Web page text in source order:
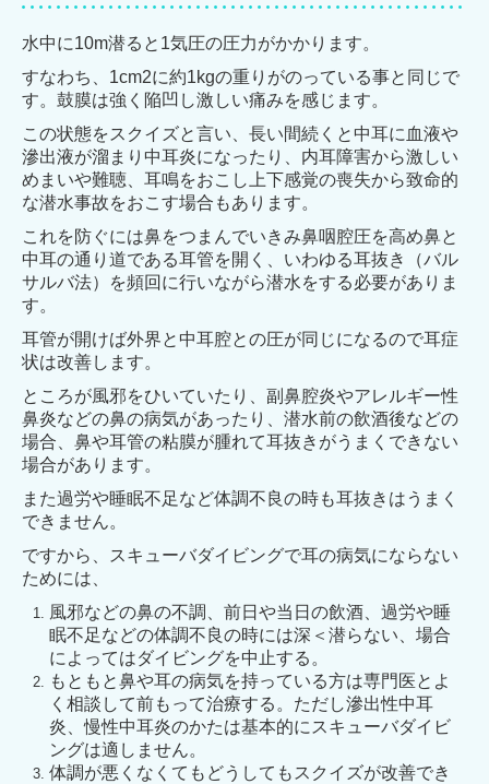
水中に10m潜ると1気圧の圧力がかかります。
すなわち、1cm2に約1kgの重りがのっている事と 同じで
す。鼓膜は強く陥凹し激しい痛みを感じます。
この状態をスクイズと言い、長い間続くと中耳に血液や
滲出液が溜まり中耳炎になったり、内耳障害から激しい
めまいや難聴、耳鳴をおこし上下感覚の喪失から致命的
な潜水事故をおこす場合もあります。
これを防ぐには鼻をつまんでいきみ鼻咽腔圧を高め鼻と
中耳の通り道である耳管を開く、いわゆる耳抜き（バル
サルバ法）を頻回に行いながら潜水をする必要がありま
す。
耳管が開けば外界と中耳腔との圧が同じになるので耳症
状は改善します。
ところが風邪をひいていたり、副鼻腔炎やアレルギー性
鼻炎などの鼻の病気があった り、潜水前の飲酒後などの
場合、鼻や耳管の粘膜が腫れて耳抜きがうまくできない
場合があります。
また過労や睡眠不足など体調不良の時も耳抜きはうまく
できません。
ですから、スキューバダイ ビングで耳の病気にならない
ためには、
風邪などの鼻の不調、前日や当日の飲酒、過労や睡
眠不足などの体調不良の時には深 ＜潜らない、場合
によってはダイビングを中止する。
もともと鼻や耳の病気を持っている方は専門医とよ
く相談して前もって治療する。ただし滲出性中耳
炎、慢性中耳炎のかたは基本的にスキューバダイビ
ングは適しません。
体調が悪くなくてもどうしてもスクイズが改善でき